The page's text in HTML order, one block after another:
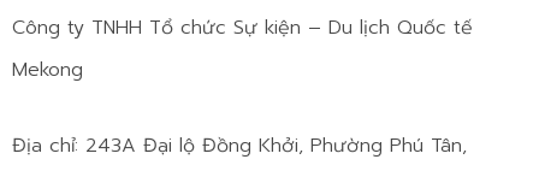
Công ty TNHH Tổ chức Sự kiện – Du lịch Quốc tế
Mekong
Địa chỉ: 243A Đại lộ Đồng Khởi, Phường Phú Tân,